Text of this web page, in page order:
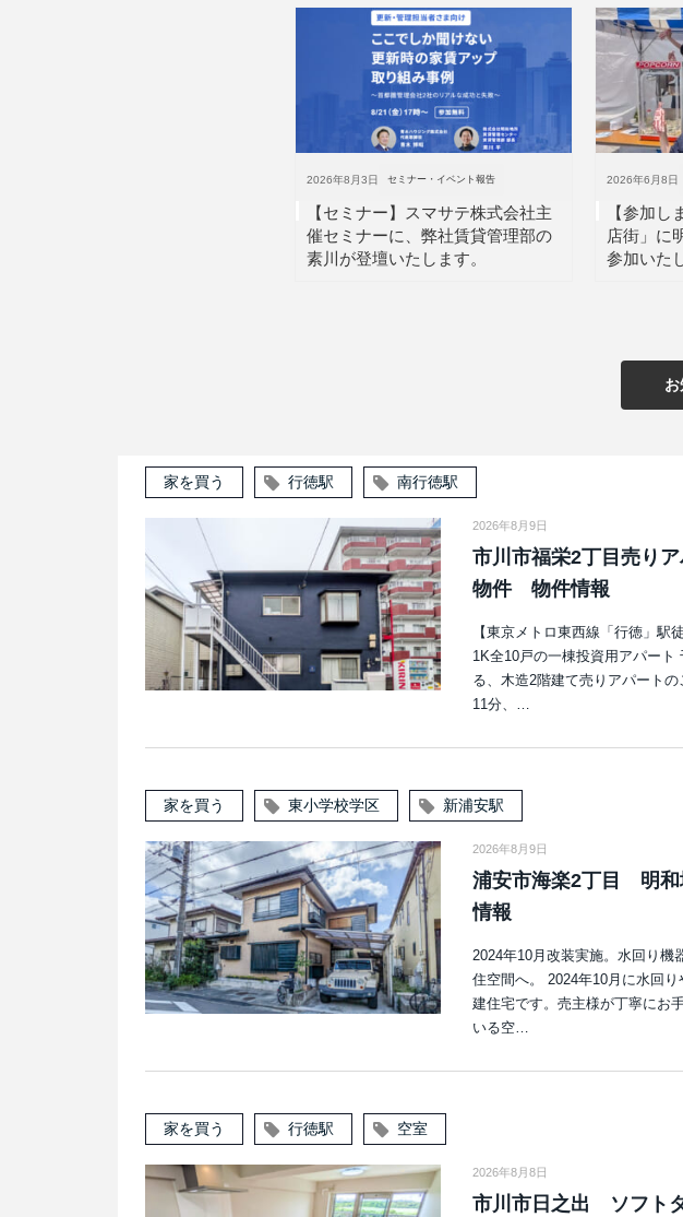
2026年8月3日 セミナー・イベント報告
【セミナー】スマサテ株式会社主
催セミナーに、弊社賃貸管理部の
素川が登壇いたします。
2026年6月8日
【参加し
店街」に
参加いた
家を買う 行徳駅 南行徳駅
2026年8月9日
市川市福栄2丁目売り
物件 物件情報
【東京メトロ東西線「行徳」駅
1K全10戸の一棟投資用アパート
る、木造2階建て売りアパート
11分、…
家を買う 東小学校学区 新浦安駅
2026年8月9日
浦安市海楽2丁目 明
情報
2024年10月改装実施。水回り機
住空間へ。 2024年10月に水回
建住宅です。売主様が丁寧にお
いる空…
家を買う 行徳駅 空室
2026年8月8日
市川市日之出 ソフト